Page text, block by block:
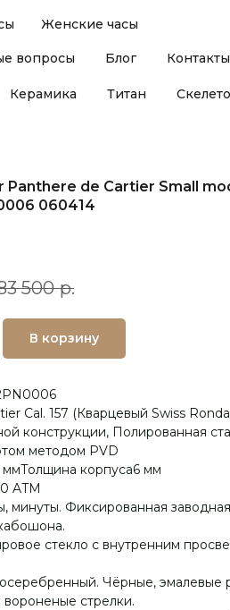
вопросы Блог Контакты
Женские часы
Керамика Титан
Panthere de Cartier Small
060414
500 р.
В корзину
Cal. 157 (Кварцевый Swiss
конструкции, Полированная
методом PVD
ммТолщина корпуса6 мм
ATM
минуты. Фиксированная заводная
стекло с внутренним
Чёрные, эмалевые
стрелки.